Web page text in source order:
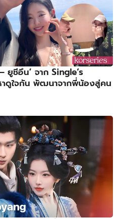
ดูใจกัน พัฒนาจากพี่น้องสู่คน